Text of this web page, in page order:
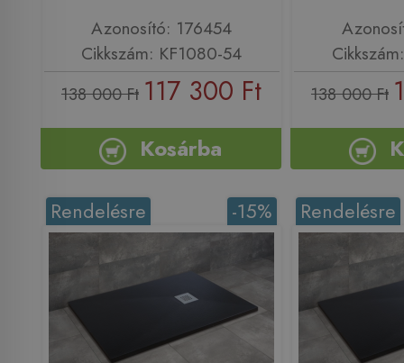
Azonosító: 176454
Cikkszám: KF1080-54
138 000 Ft 117 300 Ft
Kosárba
138 000 Ft
-15%
Rendelésre Rendelésre